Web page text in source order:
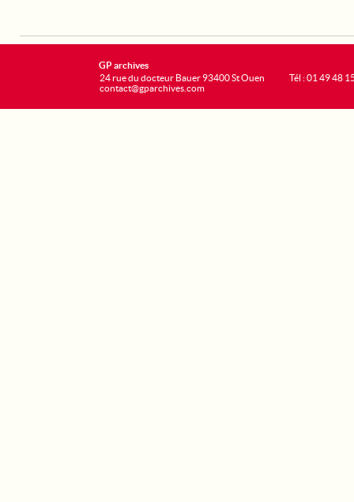
GP archives
24 rue du docteur Bauer 93400 St Ouen
contact@gparchives.com
Tél : 01 49 48